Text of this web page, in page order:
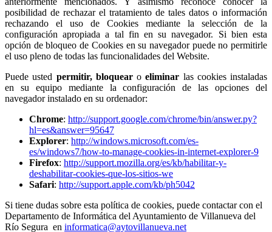
posibilidad de rechazar el tratamiento de tales datos o información
rechazando el uso de Cookies mediante la selección de la
configuración apropiada a tal fin en su navegador. Si bien esta
opción de bloqueo de Cookies en su navegador puede no permitirle
el uso pleno de todas las funcionalidades del Website.
Puede usted permitir, bloquearoeliminar las cookies instaladas
en su equipo mediante la configuración de las opciones del
navegador instalado en su ordenador:
Chrome: http://support.google.com/chrome/bin/answer.py?
hl=es&answer=95647
Explorer: http://windows.microsoft.com/es-
es/windows7/how-to-manage-cookies-in-internet-explorer-9
Firefox: http://support.mozilla.org/es/kb/habilitar-y-
deshabilitar-cookies-que-los-sitios-we
Safari: http://support.apple.com/kb/ph5042
Si tiene dudas sobre esta política de cookies, puede contactar con el
Departamento de Informática del Ayuntamiento de Villanueva del
Río Segura en informatica@aytovillanueva.net